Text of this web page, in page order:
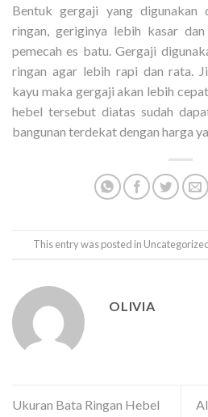
Bentuk gergaji yang digunakan
ringan, geriginya lebih kasar
pemecah es batu. Gergaji
ringan agar lebih rapi dan rata.
kayu maka gergaji akan lebih
hebel tersebut diatas sudah
bangunan terdekat dengan harga
This entry was posted in
OLIVIA
Ukuran Bata Ringan Hebel